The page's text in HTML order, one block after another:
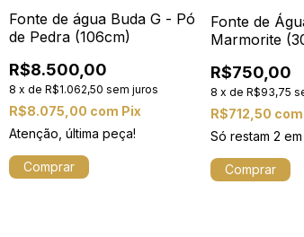
Fonte de água Buda G - Pó
de Pedra (106cm)
R$8.500,00
8 x de R$1.062,50 sem juros
R$8.075,00 com Pix
Atenção, última peça!
Fonte de
Marmorite
R$750,00
8 xdeR$93,75
R$712,50 com
Só restam2